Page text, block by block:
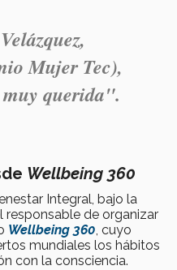
Mujer Tec),
querida".
Wellbeing 360
Integral, bajo la
responsable de organizar
Wellbeing 360, cuyo
mundiales los hábitos
con la consciencia.